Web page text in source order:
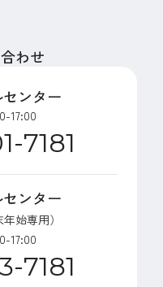
わせ
ンター
17:00
7181
ンター
始専用）
17:00
7181